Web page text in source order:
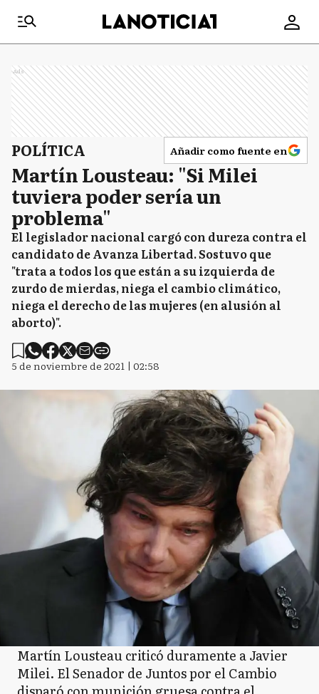
Ads
POLÍTICA Añadir como fuente en
Martín Lousteau: "Si Milei
tuviera poder sería un
problema"
El legislador nacional cargó con dureza contra el
candidato de Avanza Libertad. Sostuvo que
"trata a todos los que están a su izquierda de
zurdo de mierdas, niega el cambio climático,
niega el derecho de las mujeres (en alusión al
aborto)".
5 de noviembre de 2021 | 02:58
Martín Lousteau criticó duramente a Javier
Milei. El Senador de Juntos por el Cambio